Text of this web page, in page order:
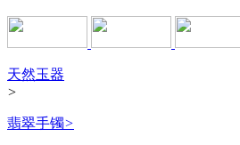
天然玉器
>
翡翠手镯>